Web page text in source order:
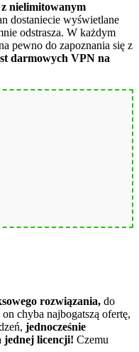
nielimitowanym
dostaniecie wyświetlane
odstrasza. W każdym
pewno do zapoznania się z
darmowych VPN na
rozwiązania, do
chyba najbogatszą ofertę,
jednocześnie
jednej licencji! Czemu